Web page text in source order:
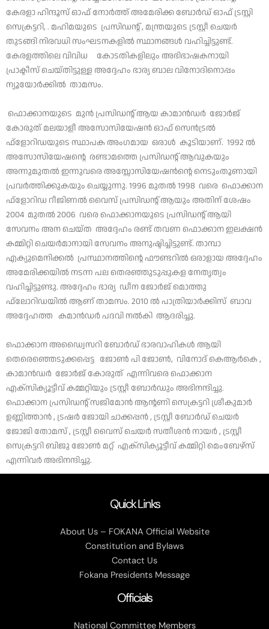
കേരളാ ഹിന്ദൂസ് ഓഫ് നോര്‍ത്ത് അമേരിക്ക ബോര്‍ഡ് ഓഫ് ട്രസ്റ്റി
സെക്രട്ടറി, . മഹിമയുടെ പ്രസിഡന്റ് , മന്ത്രയുടെ ട്രസ്റ്റീ ചെയർ
തുടങ്ങി നിരവധി സംഘടനകളിൽ സ്ഥാനങ്ങൾ വഹിച്ചിട്ടുണ്ട്.
കേരളത്തിലെ വിവിധ കോടതികളിലും അഭിഭാഷകനായി
പ്രാക്ടീസ് ചെയ്തിട്ടുള്ള അദ്ദേഹം ഭാര്യ ബാല വിനോദിനൊപ്പം
ന്യൂയോർക്കിൽ താമസം.
ഫൊക്കാനയുടെ മുന്‍ പ്രസിഡന്റ് ആയ കാമാന്‍ഡര്‍ ജോര്‍ജ്
കോരുത് മലയാളീ അസോസിയേഷന്‍ ഓഫ് സെന്‍ട്രല്‍
ഫ്‌ളോറിഡയുടെ സ്ഥാപക അംഗമായ ഒരാള്‍ കൂടിയാണ്. 1992 ല്‍
അസോസിയേഷന്റെ രണ്ടാമത്തെ പ്രസിഡന്റ് ആവുകയും
അന്നുമുതല്‍ ഇന്നുവരെ അസ്സോസിയേഷന്‍ന്റെ നെടുംതൂണായി
പ്രവര്‍ത്തിക്കുകയും ചെയ്യുന്നു. 1996 മുതല്‍ 1998 വരെ ഫൊക്കാന
ഫ്‌ളോറിഡ റീജിണല്‍ വൈസ് പ്രസിഡന്റ് ആയും അതിന് ശേഷം
2004 മുതല്‍ 2006 വരെ ഫൊക്കാനയുടെ പ്രസിഡന്റ് ആയി
സേവനം അന ചെയ്ത അദ്ദേഹം രണ്ട് തവണ ഫൊക്കാന ഇലക്ഷന്‍
കമ്മിറ്റി ചെയര്‍മാനായി സേവനം അനുഷ്ടിച്ചിട്ടുണ്ട്. താമ്പാ
എക്യുമെനിക്കൽ പ്രസ്ഥാനത്തിന്റെ ഫൗണ്ടറില്‍ ഒരാളായ അദ്ദേഹം
അമേരിക്കയില്‍ നടന്ന പല തെരഞ്ഞുടുപ്പുകള നേതൃത്വം
വഹിച്ചിട്ടുണ്ടു. അദ്ദേഹം ഭാര്യ ഡീന ജോര്‍ജ് മൊത്തു
ഫ്‌ലോറിഡയില്‍ ആണ് താമസം. 2010 ൽ പാത്രിയാർക്കിസ് ബാവ
അദ്ദേഹത്ത കമാന്‍ഡര്‍ പദവി നല്‍കി ആദരിച്ചു.
ഫൊക്കാന അഡ്വൈസറി ബോർഡ് ഭാരവാഹികൾ ആയി
തെരെഞ്ഞെടുക്കപ്പെട്ട ജോൺ പി ജോൺ, വിനോദ് കെആർകെ ,
കാമാന്‍ഡര്‍ ജോര്‍ജ് കോരുത് എന്നിവരെ ഫൊക്കാന
എക്സിക്യൂട്ടീവ് കമ്മറ്റിയും ട്രസ്റ്റീ ബോർഡും അഭിനന്ദിച്ചു.
ഫൊക്കാന പ്രസിഡന്റ് സജിമോൻ ആന്റണി സെക്രട്ടറി ശ്രീകുമാർ
ഉണ്ണിത്താൻ , ട്രഷർ ജോയി ചാക്കപ്പൻ , ട്രസ്റ്റീ ബോർഡ് ചെയർ
ജോജി തോമസ് , ട്രസ്റ്റീ വൈസ് ചെയർ സതീശൻ നായർ , ട്രസ്റ്റീ
സെക്രട്ടറി ബിജു ജോൺ മറ്റ് എക്സിക്യൂട്ടീവ് കമ്മിറ്റി മെംബേഴ്സ്
എന്നിവർ അഭിനന്ദിച്ചു.
Quick Links
About Us – FOKANA Official Website
Constitution and Bylaws
Contact Us
Fokana Presidents Message
Officials
National Committee Members